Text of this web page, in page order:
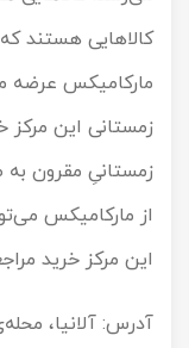
کالاهایی هستند
مارکامیکس عرضه
زمستانی این مرکز
زمستانیِ مقرون به
این مرکز خرید
آدرس: آلانیا،